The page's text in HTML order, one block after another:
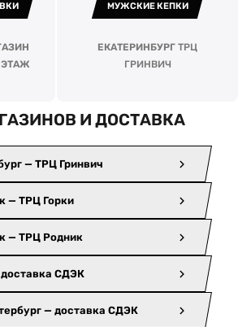
ЭТАЖ
МУЖСКИЕ КЕПКИ
ЕКАТЕРИНБУРГ ТРЦ
ГРИНВИЧ
И ДОСТАВКА
— ТРЦ Гринвич
— ТРЦ Горки
— ТРЦ Родник
СДЭК
— доставка СДЭК